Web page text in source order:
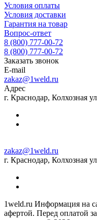
Условия оплаты
Условия доставки
Гарантия на товар
Вопрос-ответ
8 (800) 777-00-72
8 (800) 777-00-72
Заказать звонок
E-mail
zakaz@1weld.ru
Адрес
г. Краснодар, Колхозная
zakaz@1weld.ru
г. Краснодар, Колхозная
1weld.ru Информация на
афертой. Перед оплатой